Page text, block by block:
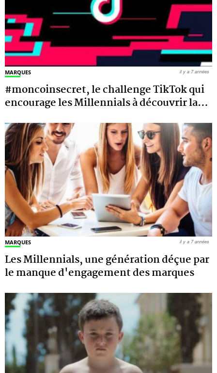
MARQUES
#moncoinsecret, le challenge TikTok qui
encourage les Millennials à découvrir la…
il y a 7 années
MARQUES
Les Millennials, une génération déçue par
le manque d'engagement des marques
il y a 7 années